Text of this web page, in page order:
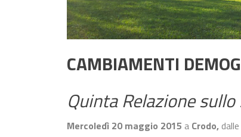
CAMBIAMENTI
Quinta Relazione
Mercoledì 20 maggio 2015 a Crodo,